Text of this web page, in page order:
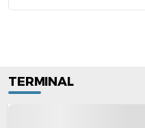
TERMINAL